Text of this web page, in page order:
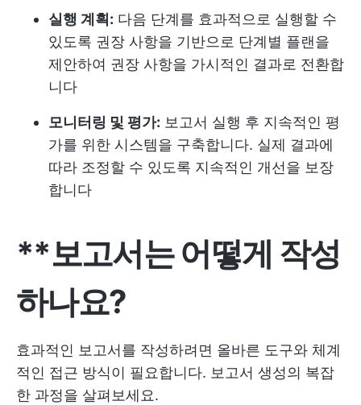
실행 계획: 다음 단계를 효과적으로 실행할 수
있도록 권장 사항을 기반으로 단계별 플랜을
제안하여 권장 사항을 가시적인 결과로 전환합
니다
모니터링 및 평가: 보고서 실행 후 지속적인 평
가를 위한 시스템을 구축합니다. 실제 결과에
따라 조정할 수 있도록 지속적인 개선을 보장
합니다
**보고서는 어떻게 작성
하나요?
효과적인 보고서를 작성하려면 올바른 도구와 체계
적인 접근 방식이 필요합니다. 보고서 생성의 복잡
한 과정을 살펴보세요.